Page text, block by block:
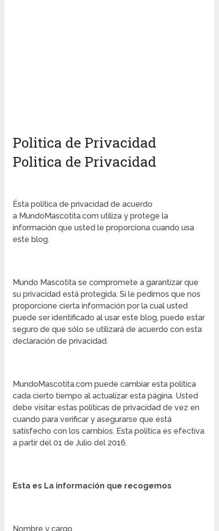
Politica de Privacidad
Politica de Privacidad
Ésta política de privacidad de acuerdo
a MundoMascotita.com utiliza y protege la
información que usted le proporciona cuando usa
este blog.
Mundo Mascotita se compromete a garantizar que
su privacidad está protegida. Si le pedimos que nos
proporcione cierta información por la cual usted
puede ser identificado al usar este blog, puede estar
seguro de que sólo se utilizará de acuerdo con esta
declaración de privacidad.
MundoMascotita.com puede cambiar esta política
cada cierto tiempo al actualizar esta página. Usted
debe visitar estas políticas de privacidad de vez en
cuando para verificar y asegurarse que está
satisfecho con los cambios. Esta política es efectiva
a partir del 01 de Julio del 2016.
Esta es La información que recogemos
Nombre y cargo